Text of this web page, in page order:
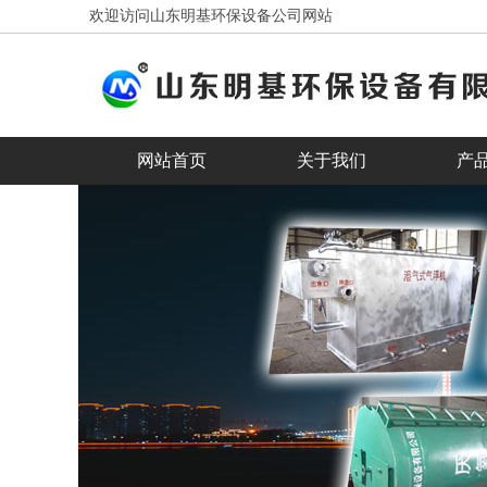
欢迎访问山东明基环保设备公司网站
网站首页 关于我们 产
合作客户